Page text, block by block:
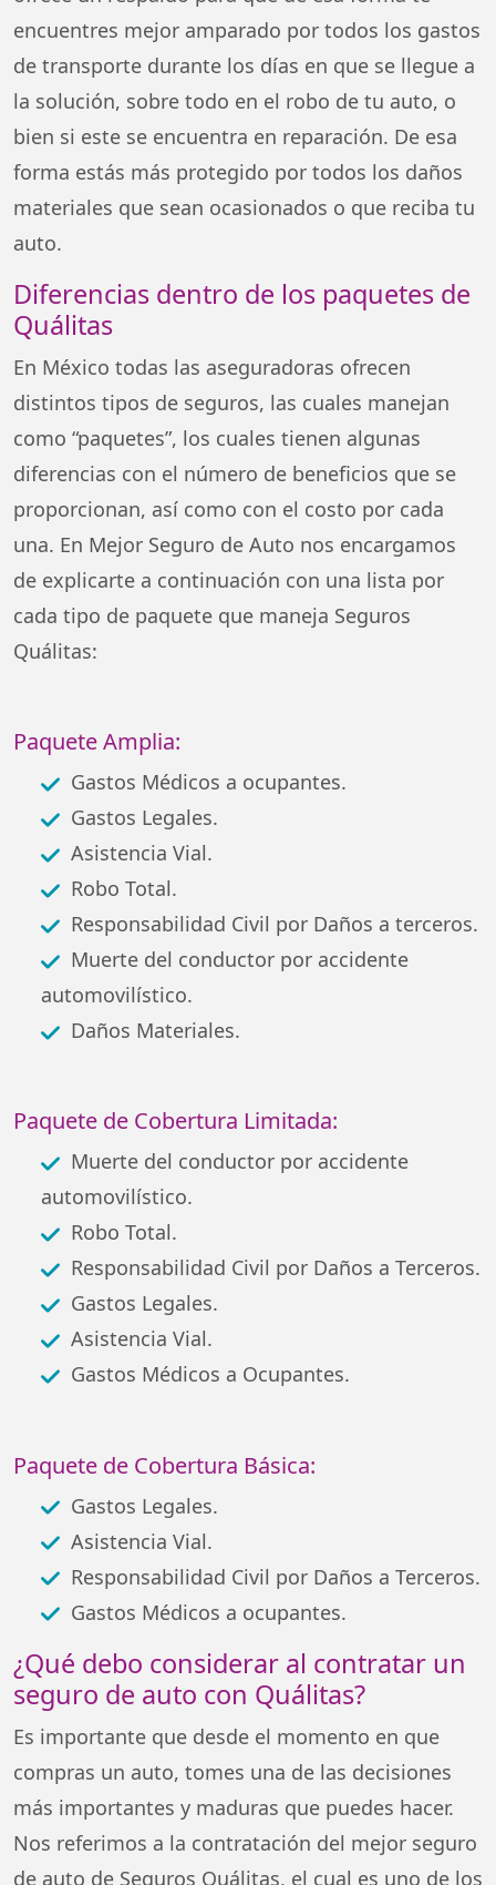
encuentres mejor amparado por todos los gastos
de transporte durante los días en que se llegue a
la solución, sobre todo en el robo de tu auto, o
bien si este se encuentra en reparación. De esa
forma estás más protegido por todos los daños
materiales que sean ocasionados o que reciba tu
auto.
Diferencias dentro de los paquetes de
Quálitas
En México todas las aseguradoras ofrecen
distintos tipos de seguros, las cuales manejan
como “paquetes”, los cuales tienen algunas
diferencias con el número de beneficios que se
proporcionan, así como con el costo por cada
una. En Mejor Seguro de Auto nos encargamos
de explicarte a continuación con una lista por
cada tipo de paquete que maneja Seguros
Quálitas:
Paquete Amplia:
Gastos Médicos a ocupantes.
Gastos Legales.
Asistencia Vial.
Robo Total.
Responsabilidad Civil por Daños a terceros.
Muerte del conductor por accidente
automovilístico.
Daños Materiales.
Paquete de Cobertura Limitada:
Muerte del conductor por accidente
automovilístico.
Robo Total.
Responsabilidad Civil por Daños a Terceros.
Gastos Legales.
Asistencia Vial.
Gastos Médicos a Ocupantes.
Paquete de Cobertura Básica:
Gastos Legales.
Asistencia Vial.
Responsabilidad Civil por Daños a Terceros.
Gastos Médicos a ocupantes.
¿Qué debo considerar al contratar un
seguro de auto con Quálitas?
Es importante que desde el momento en que
compras un auto, tomes una de las decisiones
más importantes y maduras que puedes hacer.
Nos referimos a la contratación del mejor seguro
de auto de Seguros Quálitas, el cual es uno de los